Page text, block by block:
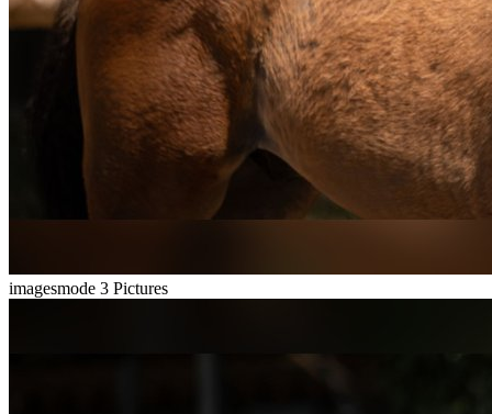
imagesmode 3 Pictures